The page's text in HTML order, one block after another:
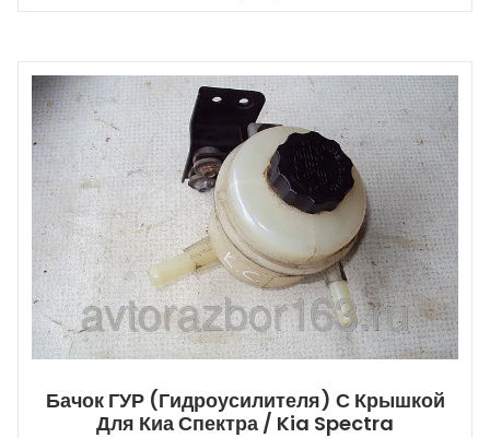
Бачок ГУР (гидроусилителя) С Крышкой
Для Киа Спектра / Kia Spectra